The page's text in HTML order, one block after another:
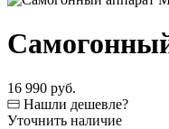
16 990 руб.
Нашли дешевле?
Уточнить наличие